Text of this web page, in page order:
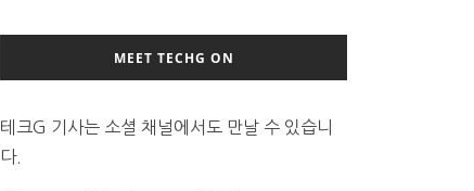
MEET TECHG ON
테크G 기사는 소셜 채널에서도 만날 수 있습니
다.